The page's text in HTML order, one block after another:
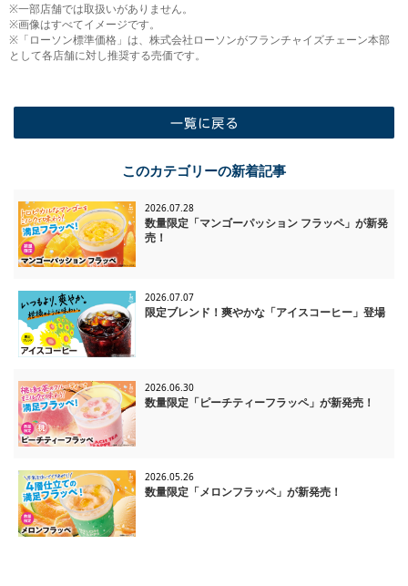
※一部店舗では取扱いがありません。
※画像はすべてイメージです。
※「ローソン標準価格」は、株式会社ローソンがフランチャイズチェーン本部
として各店舗に対し推奨する売価です。
このカテゴリーの新着記事
2026.07.28
数量限定「マンゴーパッション フラッペ」が新発
売！
2026.07.07
限定ブレンド！爽やかな「アイスコーヒー」登場
2026.06.30
数量限定「ピーチティーフラッペ」が新発売！
2026.05.26
数量限定「メロンフラッペ」が新発売！